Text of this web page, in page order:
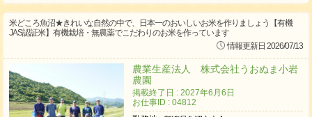
米どころ魚沼★きれいな自然の中で、日本一のおいしいお米を作りましょう【有機
JAS認証米】有機栽培・無農薬でこだわりのお米を作っています
情報更新日 2026/07/13
農業生産法人 株式会社うおぬま小岩
農園
掲載終了日 : 2027年6月6日
お仕事ID : 04812